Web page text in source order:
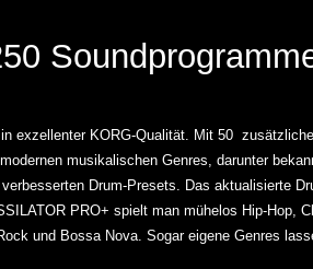
exzellenter KORG-Qualität. Mit 50
musikalischen Genres, darunter
Drum-Presets. Das aktualisierte
PRO+ spielt man mühelos Hip-Hop,
und Bossa Nova. Sogar eigene Genres